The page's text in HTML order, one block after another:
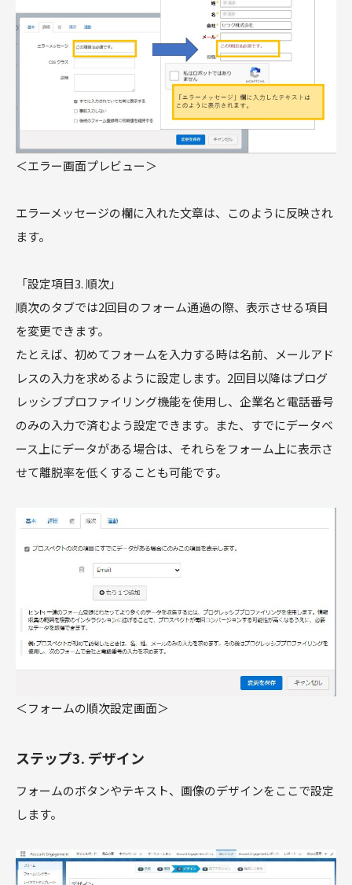
＜エラー画面プレビュー＞
エラーメッセージの欄に入れた文章は、このように反映され
ます。
「設定項目3. 順次」
順次のタブでは2回目のフォーム通過の際、表示させる項目
を変更できます。
たとえば、初めてフォームを入力する時は名前、メールアド
レスの入力を求めるように設定します。2回目以降はプログ
レッシブプロファイリング機能を使用し、企業名と電話番号
のみの入力で済むよう設定できます。また、すでにデータベ
ース上にデータがある場合は、それらをフォーム上に表示さ
せて離脱率を低くすることも可能です。
＜フォームの順次設定画面＞
ステップ3. デザイン
フォームのボタンやテキスト、画像のデザインをここで設定
します。